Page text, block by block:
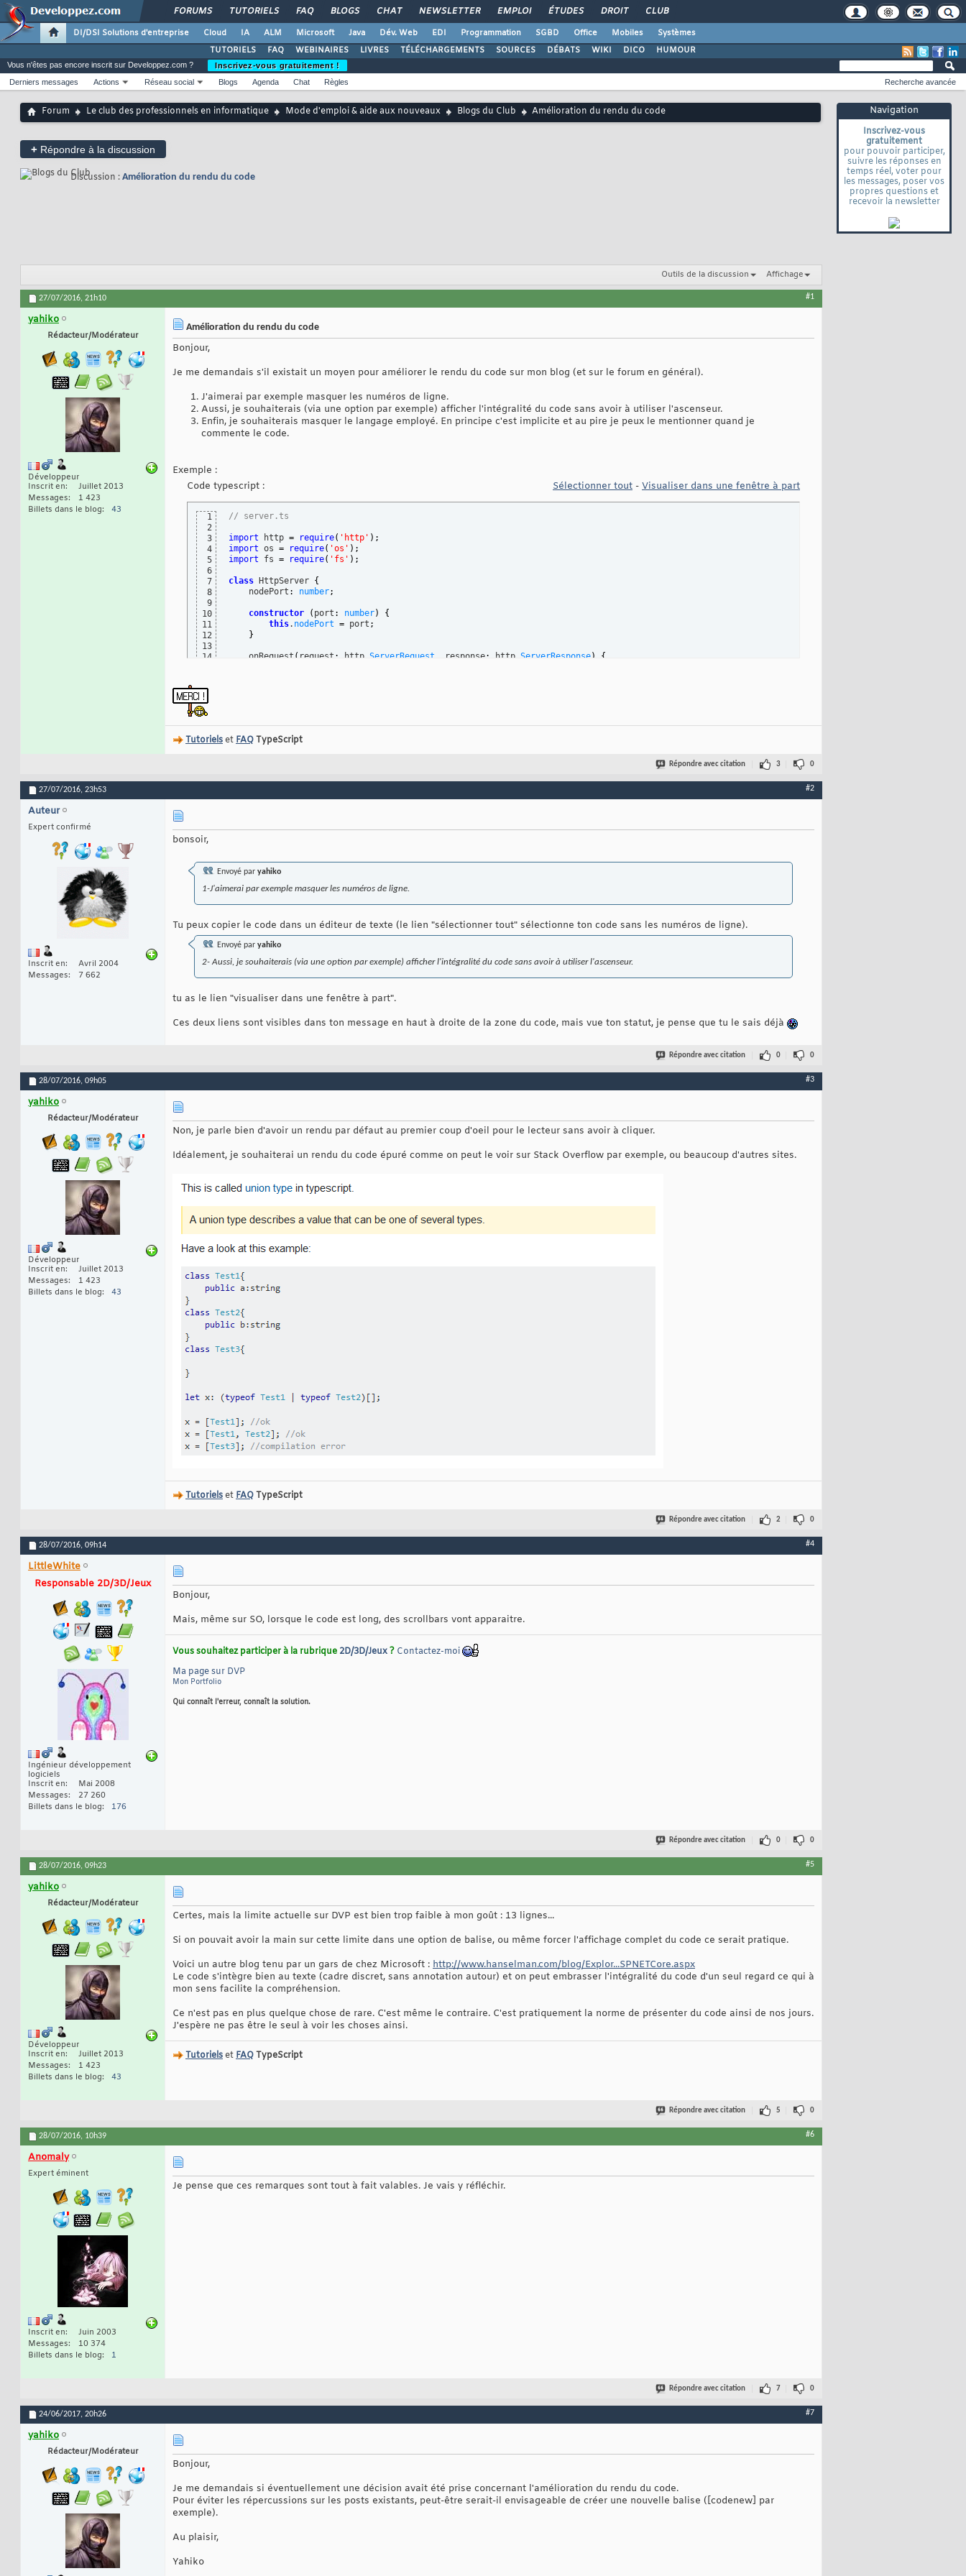
FORUMS TUTORIELS FAQ BLOGS CHAT NEWSLETTER EMPLOI ÉTUDES DROIT CLUB
DI/DSI Solutions d'entreprise Cloud IA ALM Microsoft Java Dév. Web EDI Programmation SGBD Office Mobiles
Systèmes
TUTORIELS
FAQ WEBINAIRES LIVRES TÉLÉCHARGEMENTS SOURCES DÉBATS WIKI DICO HUMOUR
Navigation
Inscrivez-vous
gratuitement
pour pouvoir participer,
suivre les réponses en
temps réel, voter pour
les messages, poser vos
propres questions et
recevoir la newsletter
Vous n'êtes pas encore inscrit sur Developpez.com ?
Inscrivez-vous gratuitement !
Derniers messages
Actions Réseau social Blogs Agenda Chat Règles Recherche avancée
Forum Le club des professionnels en informatique Mode d'emploi & aide aux nouveaux Blogs du Club Amélioration du rendu du code
+ Répondre à la discussion
Discussion : Amélioration du rendu du code
Outils de la discussion Affichage
27/07/2016, 21h10 #1
yahiko
Rédacteur/Modérateur
Développeur
Inscrit en
Juillet 2013
Messages
1 423
Billets dans le blog
43
Amélioration du rendu du code
Bonjour,
Je me demandais s'il existait un moyen pour améliorer le rendu du code sur mon blog (et sur le forum en général).
J'aimerai par exemple masquer les numéros de ligne.
Aussi, je souhaiterais (via une option par exemple) afficher l'intégralité du code sans avoir à utiliser l'ascenseur.
Enfin, je souhaiterais masquer le langage employé. En principe c'est implicite et au pire je peux le mentionner quand je
commente le code.
Exemple :
Code typescript :
Sélectionner tout - Visualiser dans une fenêtre à part
1
2
3
4
5
6
7
8
9
10
11
12
13
14
17
18
19
21
22
27
30
31
33
34
// server.ts
import http = require( 'http' ) ;
import os = require( 'os' ) ;
import fs = require( 'fs' ) ;
class HttpServer {
    nodePort
: number;
constructor ( port : number)
{
this. nodePort = port ;
}
    onRequest
( request : http. ServerRequest response: http. ServerResponse)
{
            response.
        console.
log('Server listenning on http://' + os.hostname() + ':' + this.nodePort + '/');
let server
TutorielsetFAQTypeScript
Répondre avec citation 3 0
27/07/2016, 23h53 #2
Auteur
Expert confirmé
Inscrit en
Avril 2004
Messages
7 662
bonsoir,
Envoyé par yahiko
1-J'aimerai par exemple masquer les numéros de ligne.
Tu peux copier le code dans un éditeur de texte (le lien "sélectionner tout" sélectionne ton code sans les numéros de ligne).
Envoyé par yahiko
2- Aussi, je souhaiterais (via une option par exemple) afficher l'intégralité du code sans avoir à utiliser l'ascenseur.
tu as le lien "visualiser dans une fenêtre à part".
Ces deux liens sont visibles dans ton message en haut à droite de la zone du code, mais vue ton statut, je pense que tu le sais déjà
Répondre avec citation 0 0
28/07/2016, 09h05 #3
yahiko
Rédacteur/Modérateur
Développeur
Inscrit en
Juillet 2013
Messages
1 423
Billets dans le blog
43
Non, je parle bien d'avoir un rendu par défaut au premier coup d'oeil pour le lecteur sans avoir à cliquer.
Idéalement, je souhaiterai un rendu du code épuré comme on peut le voir sur Stack Overflow par exemple, ou beaucoup d'autres sites.
TutorielsetFAQTypeScript
Répondre avec citation 2 0
28/07/2016, 09h14 #4
LittleWhite
Responsable 2D/3D/Jeux
Ingénieur développement
logiciels
Inscrit en
Mai 2008
Messages
27 260
Billets dans le blog
176
Bonjour,
Mais, même sur SO, lorsque le code est long, des scrollbars vont apparaitre.
Vous souhaitez participer à la rubrique 2D/3D/Jeux? Contactez-moi
Ma page sur DVP
Mon Portfolio
Qui connaît l'erreur, connaît la solution.
Répondre avec citation 0 0
28/07/2016, 09h23 #5
yahiko
Rédacteur/Modérateur
Développeur
Inscrit en
Juillet 2013
Messages
1 423
Billets dans le blog
43
Certes, mais la limite actuelle sur DVP est bien trop faible à mon goût : 13 lignes...
Si on pouvait avoir la main sur cette limite dans une option de balise, ou même forcer l'affichage complet du code ce serait pratique.
Voici un autre blog tenu par un gars de chez Microsoft : http://www.hanselman.com/blog/Explor...SPNETCore.aspx
Le code s'intègre bien au texte (cadre discret, sans annotation autour) et on peut embrasser l'intégralité du code d'un seul regard ce qui à
mon sens facilite la compréhension.
Ce n'est pas en plus quelque chose de rare. C'est même le contraire. C'est pratiquement la norme de présenter du code ainsi de nos jours.
J'espère ne pas être le seul à voir les choses ainsi.
TutorielsetFAQTypeScript
Répondre avec citation 5 0
28/07/2016, 10h39 #6
Anomaly
Expert éminent
Inscrit en
Juin 2003
Messages
10 374
Billets dans le blog
1
Je pense que ces remarques sont tout à fait valables. Je vais y réfléchir.
Répondre avec citation 7 0
24/06/2017, 20h26 #7
yahiko
Rédacteur/Modérateur
Bonjour,
Je me demandais si éventuellement une décision avait été prise concernant l'amélioration du rendu du code.
Pour éviter les répercussions sur les posts existants, peut-être serait-il envisageable de créer une nouvelle balise ([codenew] par
exemple).
Au plaisir,
Yahiko